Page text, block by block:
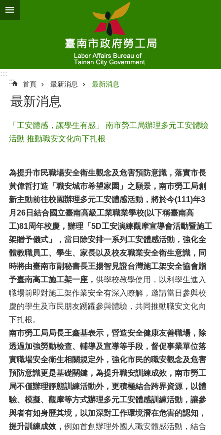
跳到主要內容區塊
:::
:::
首頁 最新消息 最新消息
最新消息
「工安體感，讓學生有感」 南市勞工局辦理多元工安體驗
活動 推動職安文化向下扎根
為提升市民職場安全衛生觀念及危害預防意識，落實市長
黃偉哲打造「職安城市希望家園」之願景，南市勞工局創
新主動前往校園辦理多元工安體感活動，將於今(111)年3
月26日結合國立臺南高級工業職業學校(以下稱臺南高
工)81周年校慶，辦理「5D工安演練觀摩宣導會活動暨施工
架贈予儀式」，當日除安排一系列工安體感活動，強化全
體教職員工、學生、家長以及校友職業安全衛生意識，同
時將由臺南市副秘書長王揚智見證台灣施工架安全協會贈
予臺南高工施工架一座， 供學校教學使用，以利學生進入
職場前即對施工架作業安全有深入瞭解，邀請當日參與校
慶的學生及市民朋友踴躍參與體驗，共同推動職安文化向
下扎根。
南市勞工局局長王鑫基表示，營造安全健康友善職場，除
透過加強勞動檢查、輔導及宣導等手段，督促事業單位落
實職場安全衛生相關規定外，強化市民的職安觀念及危害
預防意識更是基礎關鍵，為提升職安訓練成效，南市勞工
局不僅辦理靜態訓練活動外，更積極結合跨界資源，以體
驗、模擬、觀摩等方式辦理多元工安體感訓練活動，讓參
與者有如身歷其境，以加深對工作環境潛在危害的認知，
提升訓練成效， 例如首創辦理外國人職安體感活動，結合